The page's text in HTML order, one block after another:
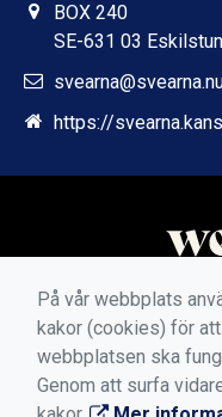
BOX 240
SE-631 03
https://
På vår webbplats
kakor (cookies) för att
webbplatsen ska
Genom att surfa